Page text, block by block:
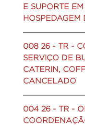
E SUPORTE
HOSPEDAGEM
008 26 - TR -
SERVIÇO DE
CATERIN,
CANCELADO
004 26 - TR -